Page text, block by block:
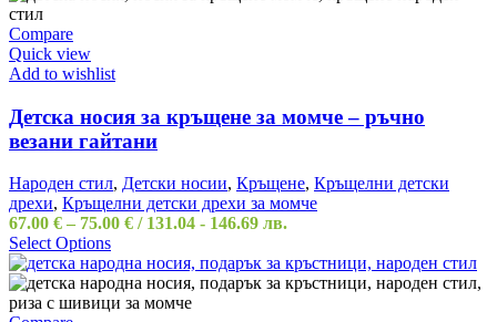
Compare
Quick view
Add to wishlist
Детска носия за кръщене за момче – ръчно
везани гайтани
Народен стил, Детски носии, Кръщене, Кръщелни детски
дрехи, Кръщелни детски дрехи за момче
67.00 € – 75.00 € / 131.04 - 146.69 лв.
Select Options